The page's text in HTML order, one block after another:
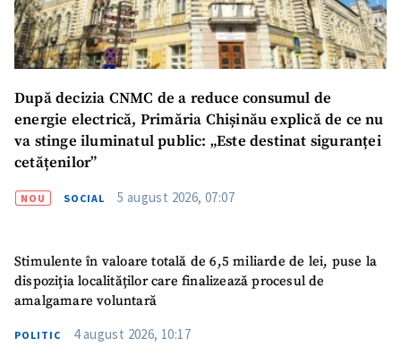
După decizia CNMC de a reduce consumul de
energie electrică, Primăria Chișinău explică de ce nu
va stinge iluminatul public: „Este destinat siguranței
cetățenilor”
NOU SOCIAL 5 august 2026, 07:07
Stimulente în valoare totală de 6,5 miliarde de lei, puse la
dispoziția localităților care finalizează procesul de
amalgamare voluntară
POLITIC 4 august 2026, 10:17